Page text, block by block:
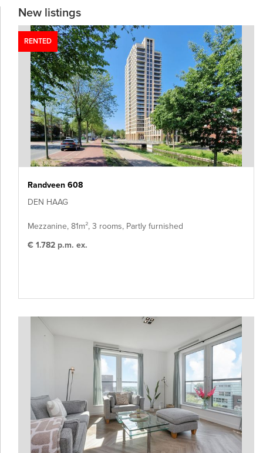
New listings
RENTED
Randveen 608
DEN HAAG
Mezzanine, 81m², 3 rooms, Partly furnished
€ 1.782 p.m. ex.